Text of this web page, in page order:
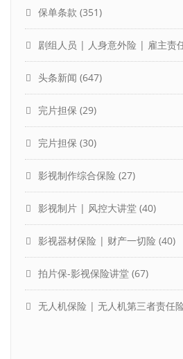
保单条款 (351)
剧组人员 | 人身意外险 | 雇主责
头条新闻 (647)
完片担保 (29)
完片担保 (30)
影视制作综合保险 (27)
影视制片 | 风控大讲堂 (40)
影视器材保险 | 财产一切险 (40)
拍片保-影视保险讲堂 (67)
无人机保险 | 无人机第三者责任